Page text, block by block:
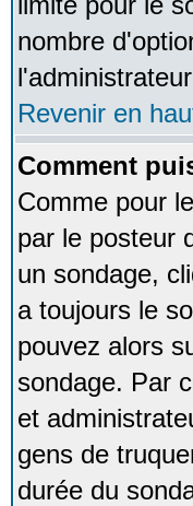
nombre
Revenir en
Comment
Comme pour
par le posteur
un sondage,
a toujours le
pouvez alors
sondage. Par
et
gens de
durée du